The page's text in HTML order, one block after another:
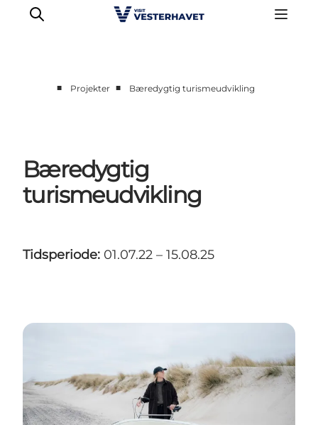
Projekter
Medlemskab
Nyheder
■ Projekter ■ Bæredygtig turismeudvikling
Bæredygtig
turismeudvikling
Tidsperiode: 01.07.22 – 15.08.25